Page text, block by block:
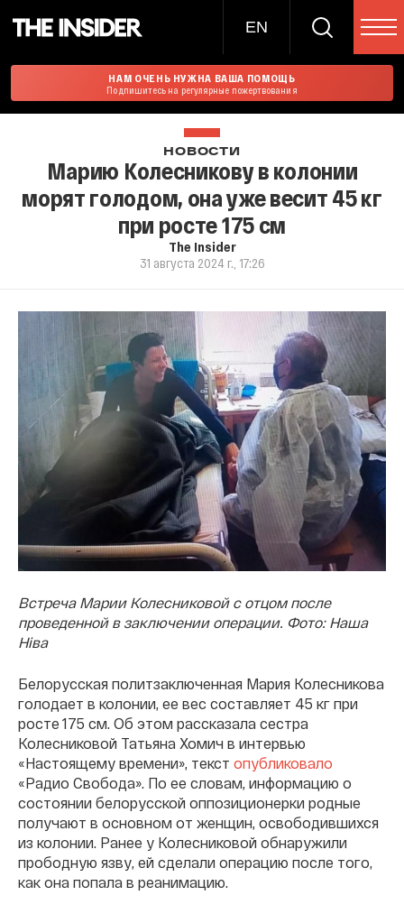
EN
НАМ ОЧЕНЬ НУЖНА ВАША ПОМОЩЬ
Подпишитесь на регулярные пожертвования
НОВОСТИ
Марию Колесникову в колонии
морят голодом, она уже весит 45 кг
при росте 175 см
The Insider
31 августа 2024 г., 17:26
Встреча Марии Колесниковой с отцом после
проведенной в заключении операции. Фото: Наша
Нiва
Белорусская политзаключенная Мария Колесникова
голодает в колонии, ее вес составляет 45 кг при
росте 175 см. Об этом рассказала сестра
Колесниковой Татьяна Хомич в интервью
«Настоящему времени», текст опубликовало
«Радио Свобода». По ее словам, информацию о
состоянии белорусской оппозиционерки родные
получают в основном от женщин, освободившихся
из колонии. Ранее у Колесниковой обнаружили
прободную язву, ей сделали операцию после того,
как она попала в реанимацию.